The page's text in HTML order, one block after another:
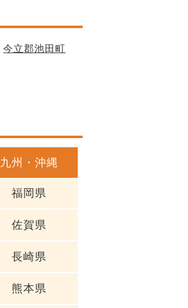
今立郡池田町
九州・沖縄
福岡県
佐賀県
長崎県
熊本県